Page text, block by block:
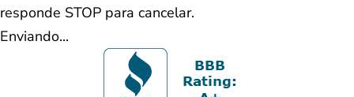
responde STOP para cancelar.
Enviando...